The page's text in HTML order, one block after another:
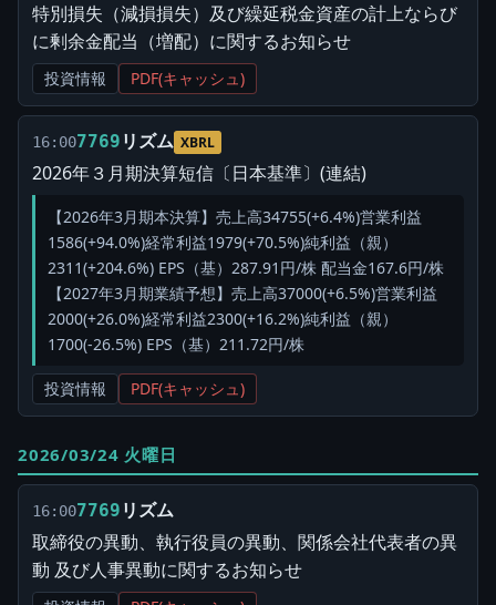
特別損失（減損損失）及び繰延税金資産の計上ならび
に剰余金配当（増配）に関するお知らせ
投資情報 PDF(キャッシュ)
16:007769 リズム XBRL
2026年３月期決算短信〔日本基準〕(連結)
【2026年3月期本決算】売上高34755(+6.4%)営業利益
1586(+94.0%)経常利益1979(+70.5%)純利益（親）
2311(+204.6%) EPS（基）287.91円/株 配当金167.6円/株
【2027年3月期業績予想】売上高37000(+6.5%)営業利益
2000(+26.0%)経常利益2300(+16.2%)純利益（親）
1700(-26.5%) EPS（基）211.72円/株
投資情報 PDF(キャッシュ)
2026/03/24 火曜日
16:007769 リズム
取締役の異動、執行役員の異動、関係会社代表者の異
動 及び人事異動に関するお知らせ